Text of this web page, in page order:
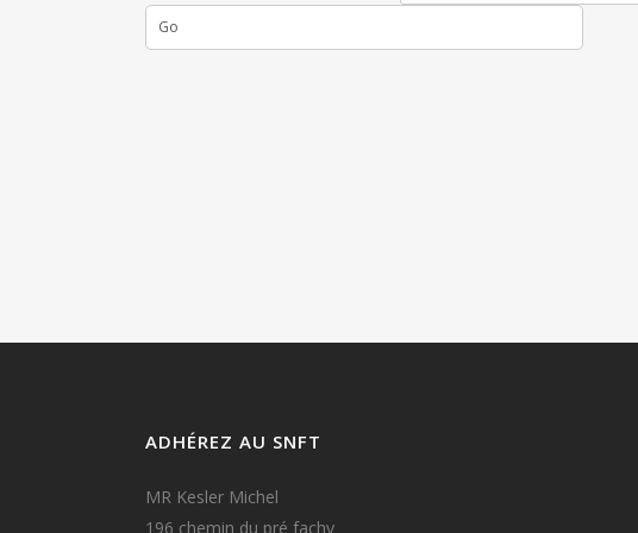
Go
ADHÉREZ AU SNFT
MR Kesler Michel
196 chemin du pré fachy